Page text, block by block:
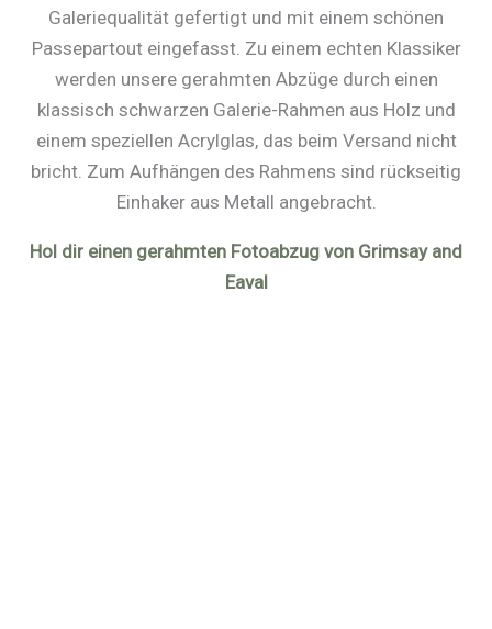
Galeriequalität gefertigt und mit einem schönen
Passepartout eingefasst. Zu einem echten Klassiker
werden unsere gerahmten Abzüge durch einen
klassisch schwarzen Galerie-Rahmen aus Holz und
einem speziellen Acrylglas, das beim Versand nicht
bricht. Zum Aufhängen des Rahmens sind rückseitig
Einhaker aus Metall angebracht.
Hol dir einen gerahmten Fotoabzug von Grimsay and
Eaval